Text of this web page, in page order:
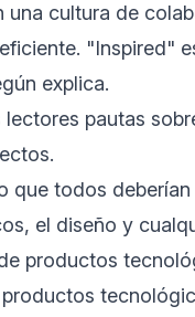
una cultura de
"Inspired"
explica.
pautas
que todos
el diseño y
productos